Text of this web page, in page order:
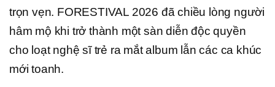
trọn vẹn. FORESTIVAL 2026 đã chiều lòng người
hâm mộ khi trở thành một sàn diễn độc quyền
cho loạt nghệ sĩ trẻ ra mắt album lẫn các ca khúc
mới toanh.